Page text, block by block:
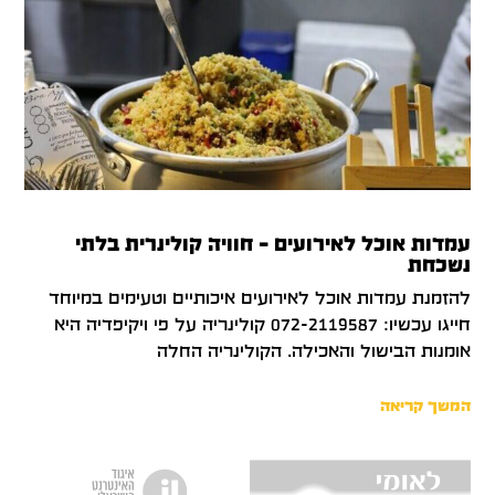
עמדות אוכל לאירועים – חוויה קולינרית בלתי
נשכחת
להזמנת עמדות אוכל לאירועים איכותיים וטעימים במיוחד
חייגו עכשיו: 072-2119587 קולינריה על פי ויקיפדיה היא
אומנות הבישול והאכילה. הקולינריה החלה
המשך קריאה